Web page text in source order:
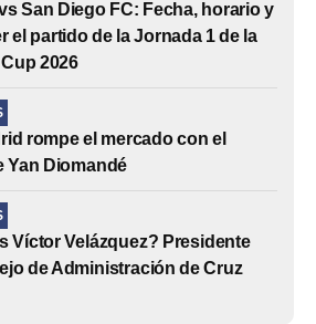
San Diego FC: Fecha, horario y
el partido de la Jornada 1 de la
2026
rompe el mercado con el
Yan Diomandé
Víctor Velázquez? Presidente
de Administración de Cruz